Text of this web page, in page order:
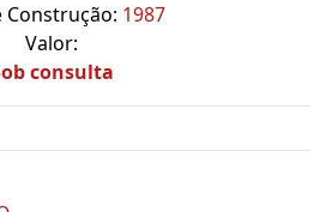
Construção: 1987
Valor:
consulta